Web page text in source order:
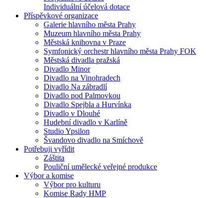
Individuální účelová dotace
Příspěvkové organizace
Galerie hlavního města Prahy
Muzeum hlavního města Prahy
Městská knihovna v Praze
Symfonický orchestr hlavního města Prahy FOK
Městská divadla pražská
Divadlo Minor
Divadlo na Vinohradech
Divadlo Na zábradlí
Divadlo pod Palmovkou
Divadlo Spejbla a Hurvínka
Divadlo v Dlouhé
Hudební divadlo v Karlíně
Studio Ypsilon
Švandovo divadlo na Smíchově
Potřebuji vyřídit
Záštita
Pouliční umělecké veřejné produkce
Výbor a komise
Výbor pro kulturu
Komise Rady HMP